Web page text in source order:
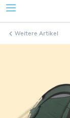
Weitere Artikel